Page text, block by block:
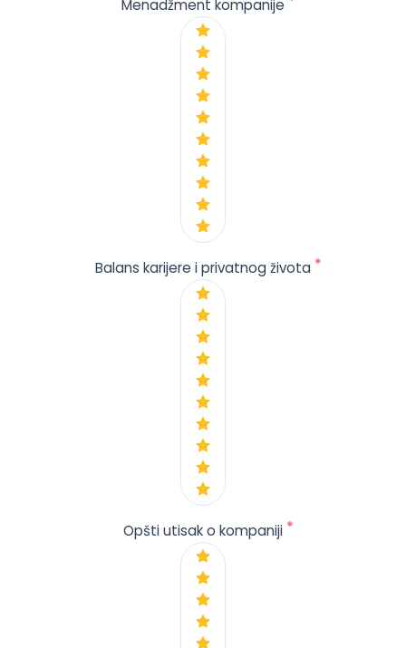
Menadžment kompanije
Balans karijere i privatnog života *
Opšti utisak o kompaniji *